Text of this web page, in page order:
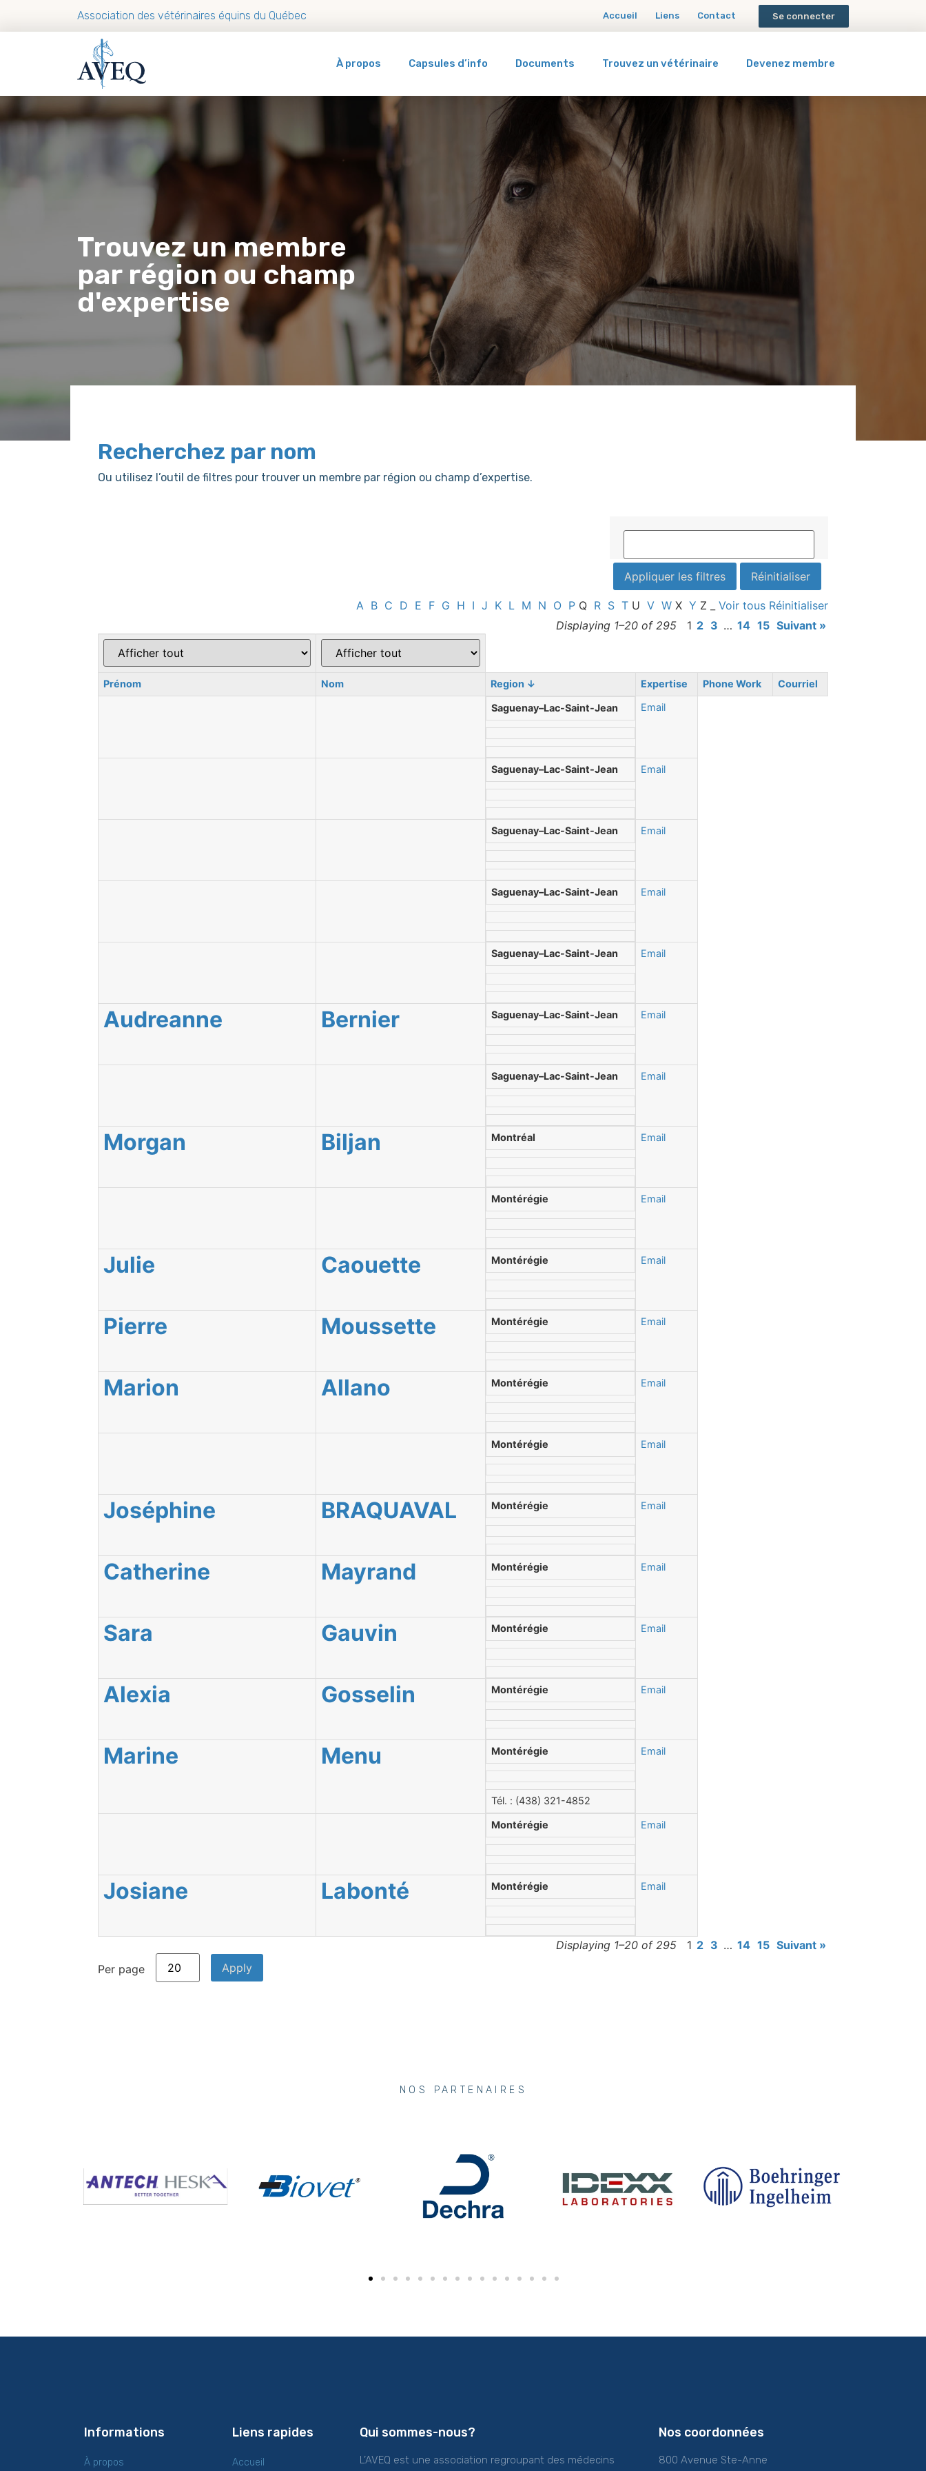
Association des vétérinaires équins du Québec Accueil Liens Contact Se connecter
À propos Capsules d’info Documents Trouvez un vétérinaire Devenez membre
Trouvez un membre
par région ou champ
d'expertise
Recherchez par nom
Ou utilisez l’outil de filtres pour trouver un membre par région ou champ d’expertise.
A B C D E F G H I J K L M N O P Q R S T U V W X Y Z Voir tous Réinitialiser
Displaying 1–20 of 295
1 2 3 … 14 15 Suivant »
Prénom Nom Region ↓ Expertise Phone Work Courriel
Saguenay–Lac-Saint-Jean Email
Saguenay–Lac-Saint-Jean Email
Saguenay–Lac-Saint-Jean Email
Saguenay–Lac-Saint-Jean Email
Saguenay–Lac-Saint-Jean Email
Audreanne Bernier Saguenay–Lac-Saint-Jean Email
Saguenay–Lac-Saint-Jean Email
Morgan Biljan Montréal Email
Montérégie Email
Julie Caouette Montérégie Email
Pierre Moussette Montérégie Email
Marion Allano Montérégie Email
Montérégie Email
Joséphine BRAQUAVAL Montérégie Email
Catherine Mayrand Montérégie Email
Sara Gauvin Montérégie Email
Alexia Gosselin Montérégie Email
Marine Menu Montérégie
Tél. : (438) 321-4852
Email
Montérégie Email
Josiane Labonté Montérégie Email
Displaying 1–20 of 295 1 2 3 … 14 15 Suivant »
Per page
NOS PARTENAIRES
Informations
À propos
Liens rapides
Accueil
Qui sommes-nous?
L’AVEQ est une association regroupant des médecins
Nos coordonnées
800 Avenue Ste-Anne